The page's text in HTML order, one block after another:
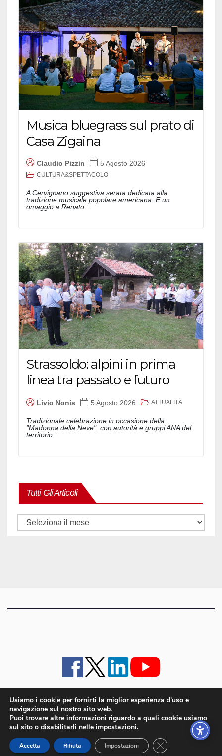
Musica bluegrass sul prato di
Casa Zigaina
Claudio Pizzin 5 Agosto 2026
CULTURA&SPETTACOLO
A Cervignano suggestiva serata dedicata alla
tradizione musicale popolare americana. E un
omaggio a Renato...
Strassoldo: alpini in prima
linea tra passato e futuro
Livio Nonis 5 Agosto 2026 ATTUALITÀ
Tradizionale celebrazione in occasione della
"Madonna della Neve", con autorità e gruppi ANA del
territorio...
Tutti Gli Articoli
Tutti
iMagazine · contatti e staff · lavora con noi
Cookie policy UE
iMagazine è un marchio di proprietà di Goliardica Editrice redazione in via Aquileia 64a,
Bagnaria Arsa (UD) - P.iva 00559050315
© 2006 - 2026 Goliardica Editrice
Usiamo i cookie per fornirti la miglior esperienza d'uso e
navigazione sul nostro sito web.
Puoi trovare altre informazioni riguardo a quali cookie usiamo
sul sito o disabilitarli nelle impostazioni.
Accetta Rifiuta Impostazioni Close GDPR